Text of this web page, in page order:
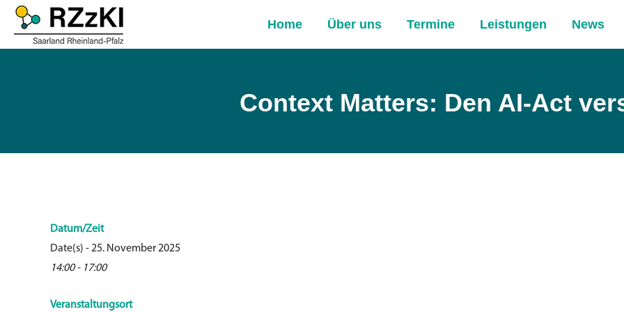
Home Über uns Termine Leistungen News
Context Matters: Den AI-Act
Datum/Zeit
Date(s) - 25. November 2025
14:00 - 17:00
Veranstaltungsort